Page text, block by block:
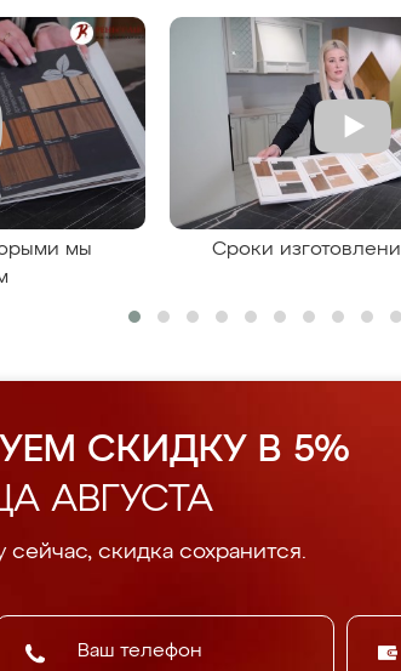
мы
Сроки
СКИДКУ В 5%
АВГУСТА
сейчас, скидка сохранится.